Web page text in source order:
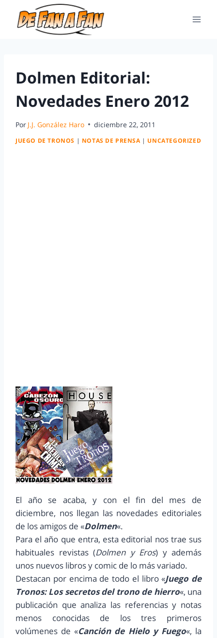
Dolmen Editorial:
Novedades Enero 2012
Por J.J. González Haro diciembre 22, 2011
JUEGO DE TRONOS | NOTAS DE PRENSA | UNCATEGORIZED
El año se acaba, y con el fin del mes de
diciembre, nos llegan las novedades editoriales
de los amigos de «Dolmen«.
Para el año que entra, esta editorial nos trae sus
habituales revistas (Dolmen y Eros) y además
unos nuevos libros y comic de lo más variado.
Destacan por encima de todo el libro «Juego de
Tronos: Los secretos del trono de hierro«, una
publicación que analiza las referencias y notas
menos conocidas de los tres primeros
volúmenes de «Canción de Hielo y Fuego«, la